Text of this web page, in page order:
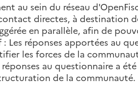
au sein du réseau
directes, à destination
en parallèle, afin de
réponses apportées au
les forces de la
au questionnaire a
de la communauté.